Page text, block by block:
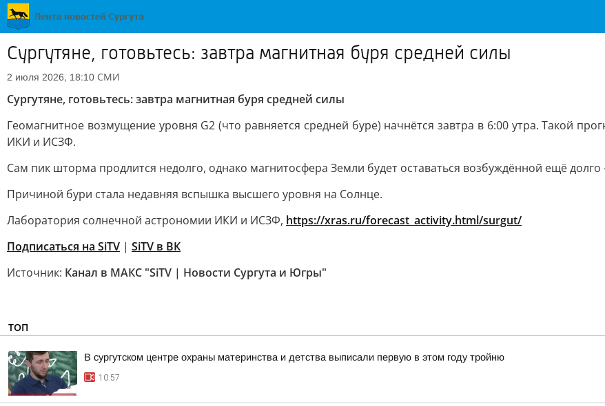
Сургутяне, готовьтесь: завтра магнитная буря средней силы
2 июля 2026, 18:10 СМИ
Сургутяне, готовьтесь: завтра магнитная буря средней силы
Геомагнитное возмущение уровня G2 (что равняется средней буре) начнётся завтра в 6:00 утра. Такой
ИКИ и ИСЗФ.
Сам пик шторма продлится недолго, однако магнитосфера Земли будет оставаться возбуждённой ещё
Причиной бури стала недавняя вспышка высшего уровня на Солнце.
Лаборатория солнечной астрономии ИКИ и ИСЗФ, https://xras.ru/forecast_activity.html/surgut/
Подписаться на SiTV | SiTV в ВК
Источник: Канал в МАКС "SiTV | Новости Сургута и Югры"
ТОП
В сургутском центре охраны материнства и детства выписали первую в этом году тройню
10:57